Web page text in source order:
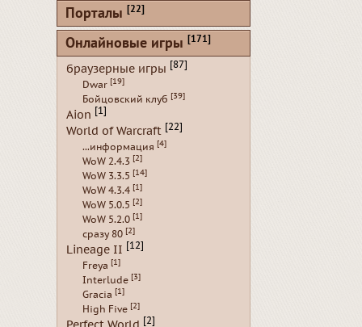
Порталы [22]
Онлайновые игры [171]
браузерные игры [87]
Dwar [19]
Бойцовский клуб [39]
Aion [1]
World of Warcraft [22]
...информация [4]
WoW 2.4.3 [2]
WoW 3.3.5 [14]
WoW 4.3.4 [1]
WoW 5.0.5 [2]
WoW 5.2.0 [1]
сразу 80 [2]
Lineage II [12]
Freya [1]
Interlude [3]
Gracia [1]
High Five [2]
[2]